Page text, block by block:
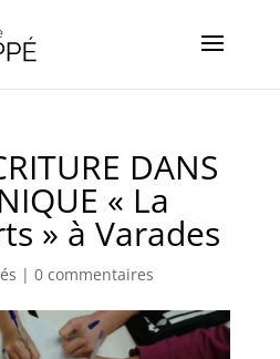
DANS
« La
» à Varades
| 0 commentaires